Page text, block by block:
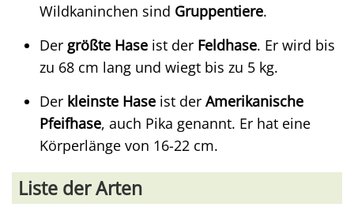
Wildkaninchen sind Gruppentiere.
Der größte Hase ist der Feldhase. Er wird bis
zu 68 cm lang und wiegt bis zu 5 kg.
Der kleinste Hase ist der Amerikanische
Pfeifhase, auch Pika genannt. Er hat eine
Körperlänge von 16-22 cm.
Liste der Arten